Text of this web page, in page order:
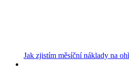
Jak zjistím měsíční náklady na